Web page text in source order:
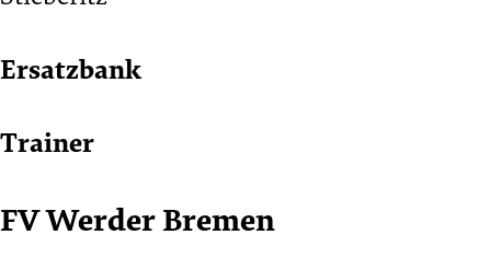
Bremen
1.
Klasse)
Ersatzbank
Trainer
FV Werder Bremen